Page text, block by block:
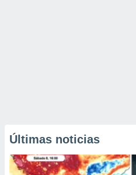
Últimas noticias